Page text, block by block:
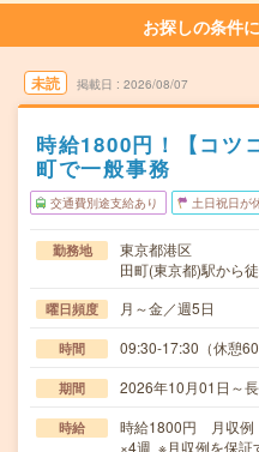
お探しの条件
未読 掲載日 2026/08/07
時給1800円！【コツ
町で一般事務
交通費別途支給あり 土日祝日が
勤務地
東京都港区
田町(東京都)駅から
曜日頻度 月～金／週5日
時間 09:30-17:30（休憩
期間 2026年10月01日～
時給
時給1800円 月収例
×4週 ※月収例を保証